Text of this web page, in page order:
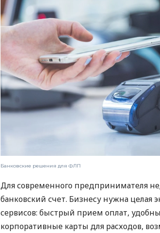
Банковские решения для ФЛП
Для современного предпринимателя
банковский счет. Бизнесу нужна целая
сервисов: быстрый прием оплат,
корпоративные карты для расходов,